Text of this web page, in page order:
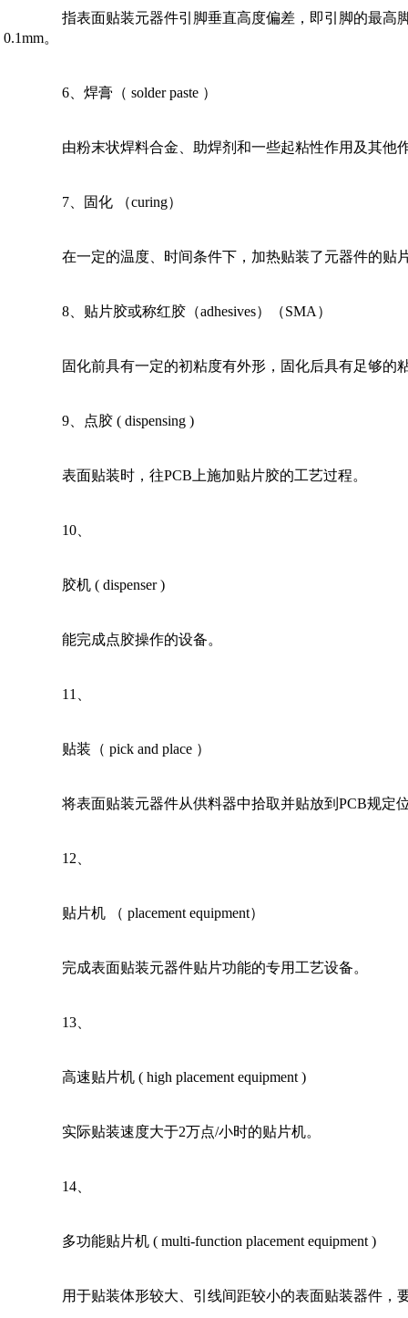
指表面贴装元器件引脚垂直高度偏差，即引脚的最
0.1mm。
6 、焊膏（ solder paste ）
由粉末状焊料合金、助焊剂和一些起粘性作用及其
7 、固化 （curing）
在一定的温度、时间条件下，加热贴装了元器件的
8 、贴片胶或称红胶（adhesives）（SMA）
固化前具有一定的初粘度有外形，固化后具有足够的
9 、点胶 ( dispensing )
表面贴装时，往PCB上施加贴片胶的工艺过程。
10
胶机 ( dispenser )
能完成点胶操作的设备。
11
贴装（ pick and place ）
将表面贴装元器件从供料器中拾取并贴放到PCB规定
12
贴片机 （ placement equipment）
完成表面贴装元器件贴片功能的专用工艺设备。
13
高速贴片机 ( high placement equipment )
实际贴装速度大于2万点/小时的贴片机。
14
多功能贴片机 ( multi-function placement equipment )
用于贴装体形较大、引线间距较小的表面贴装器件，